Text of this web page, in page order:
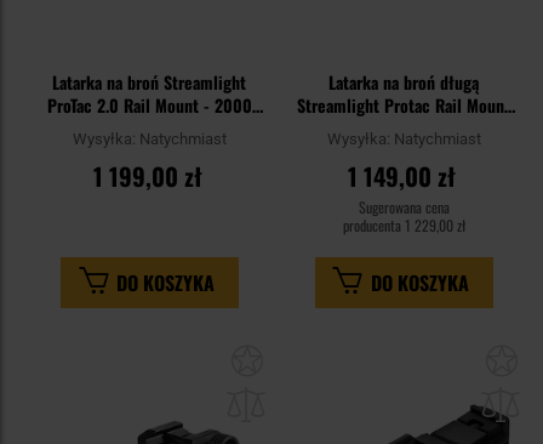
Latarka na broń Streamlight
ProTac 2.0 Rail Mount - 2000
lumenów
Wysyłka: Natychmiast
1 199,00 zł
DO KOSZYKA
Latarka na broń długą
Streamlight Protac Rail Mount
HL-X - 1000 lumenów
Wysyłka: Natychmiast
1 149,00 zł
Sugerowana cena
producenta 1 229,00 zł
DO KOSZYKA